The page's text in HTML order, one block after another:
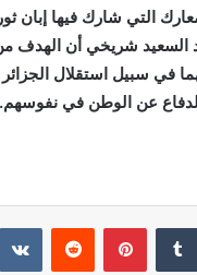
ومختلف المعارك التي شارك
شريخي أن الهدف من
في سبيل استقلال
عن الوطن في نفوسهم.
بينتيريست